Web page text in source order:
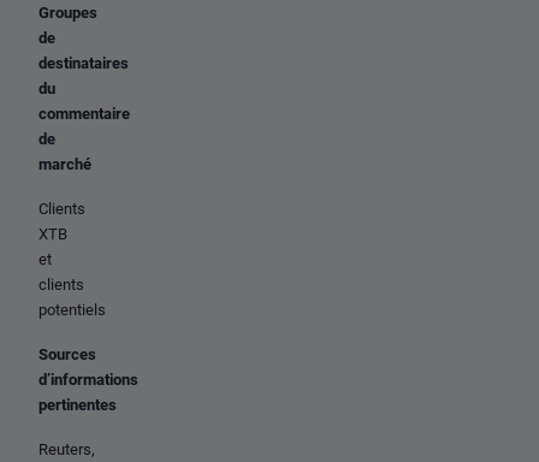
Groupes
de
destinataires
du
commentaire
de
marché
Clients
XTB
et
clients
potentiels
Sources
d’informations
pertinentes
Reuters,